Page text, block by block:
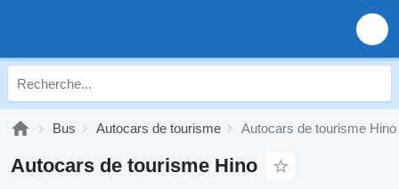
Bus Autocars de tourisme Autocars de tourisme Hino
Autocars de tourisme Hino